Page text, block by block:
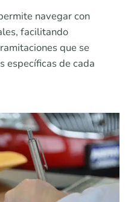
navegar con
facilitando
que se
específicas de cada